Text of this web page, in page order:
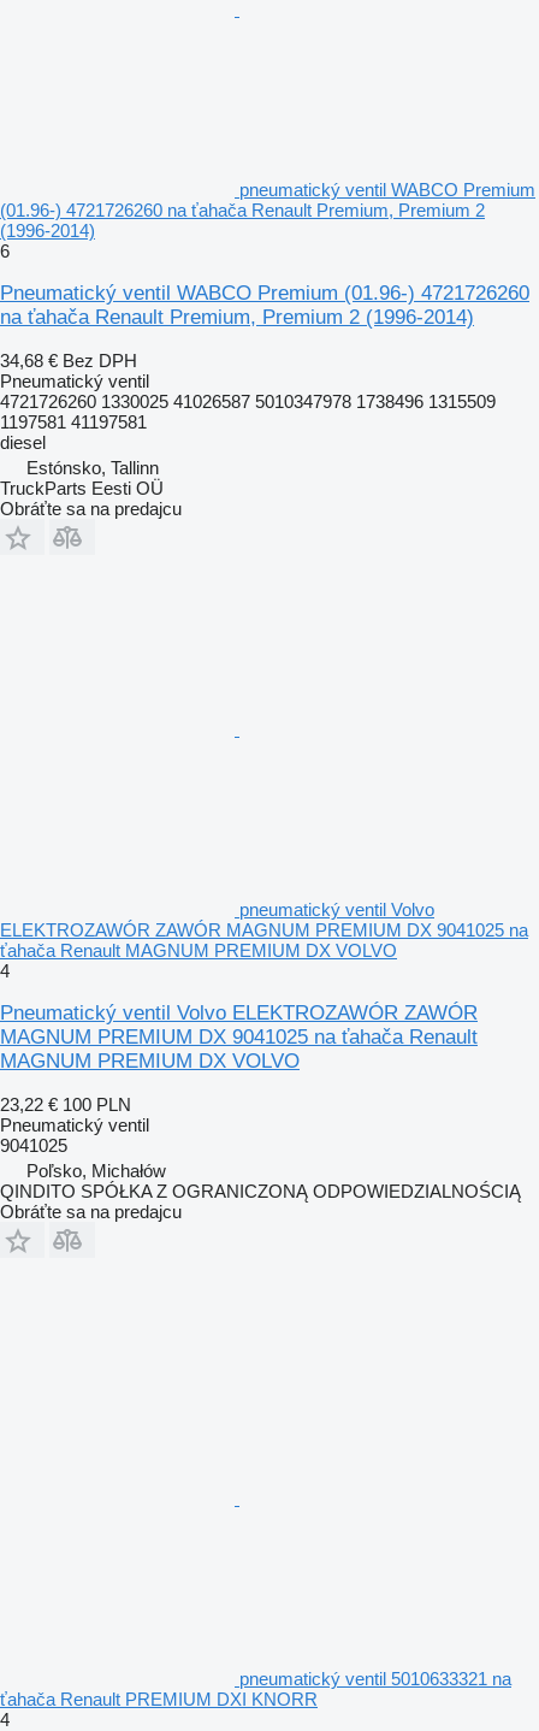
pneumatický ventil WABCO Premium
(01.96-) 4721726260 na ťahača Renault Premium, Premium 2
(1996-2014)
6
Pneumatický ventil WABCO Premium (01.96-) 4721726260
na ťahača Renault Premium, Premium 2 (1996-2014)
34,68 € Bez DPH
Pneumatický ventil
4721726260 1330025 41026587 5010347978 1738496 1315509
1197581 41197581
diesel
Estónsko, Tallinn
TruckParts Eesti OÜ
Obráťte sa na predajcu
pneumatický ventil Volvo
ELEKTROZAWÓR ZAWÓR MAGNUM PREMIUM DX 9041025 na
ťahača Renault MAGNUM PREMIUM DX VOLVO
4
Pneumatický ventil Volvo ELEKTROZAWÓR ZAWÓR
MAGNUM PREMIUM DX 9041025 na ťahača Renault
MAGNUM PREMIUM DX VOLVO
23,22 € 100 PLN
Pneumatický ventil
9041025
Poľsko, Michałów
QINDITO SPÓŁKA Z OGRANICZONĄ ODPOWIEDZIALNOŚCIĄ
Obráťte sa na predajcu
pneumatický ventil 5010633321 na
ťahača Renault PREMIUM DXI KNORR
4